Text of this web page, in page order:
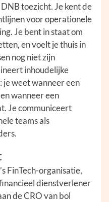
toezicht. Je kent de
voor operationele
Je bent in staat om
en voelt je thuis in
nog niet zijn
inhoudelijke
je weet wanneer een
wanneer een
Je communiceert
teams als
FinTech-organisatie,
dienstverlener
de CRO van bol